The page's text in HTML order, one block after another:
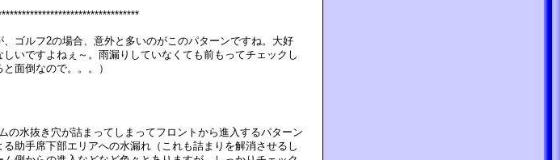
ゴルフ2の場合、意外と多いのがこのパターンですね。大好
いですよねぇ～。雨漏りしていなくても前もってチェックし
面倒なので。。。）
水抜き穴が詰まってしまってフロントから進入するパターン
助手席下部エリアへの水漏れ（これも詰まりを解消させるし